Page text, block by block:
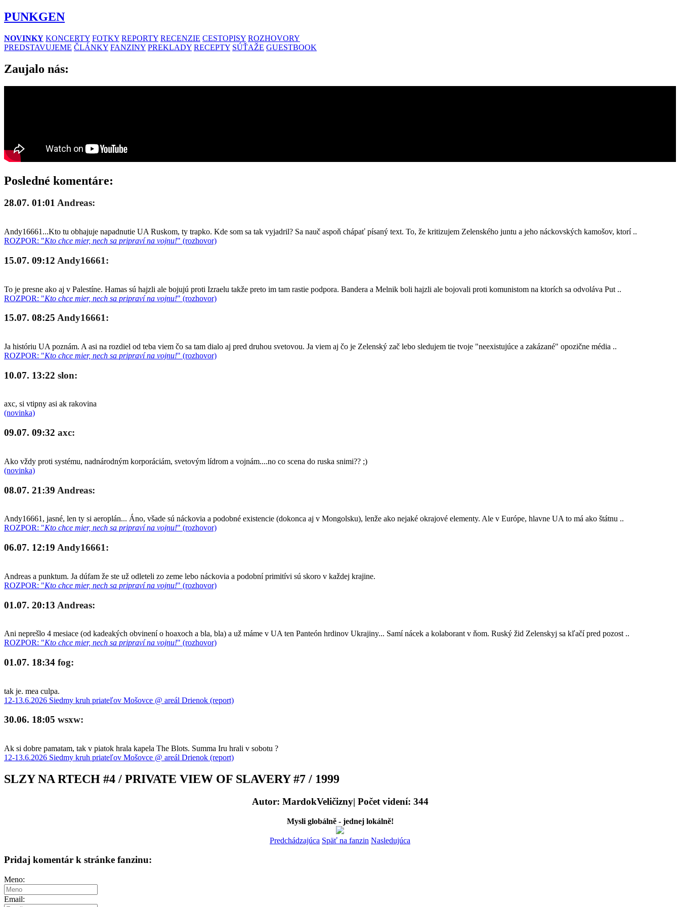
PUNKGEN
NOVINKY KONCERTY FOTKY REPORTY RECENZIE CESTOPISY ROZHOVORY
PREDSTAVUJEME ČLÁNKY FANZINY PREKLADY RECEPTY SÚŤAŽE GUESTBOOK
Zaujalo nás:
Posledné komentáre:
28.07. 01:01 Andreas:
Andy16661...Kto tu obhajuje napadnutie UA Ruskom, ty trapko. Kde som sa tak vyjadril? Sa nauč aspoň chápať písaný text. To, že kritizujem Zelenského juntu a jeho náckovských kamošov, ktorí ..
ROZPOR: "Kto chce mier, nech sa pripraví na vojnu!" (rozhovor)
15.07. 09:12 Andy16661:
To je presne ako aj v Palestíne. Hamas sú hajzli ale bojujú proti Izraelu takže preto im tam rastie podpora. Bandera a Melnik boli hajzli ale bojovali proti komunistom na ktorích sa odvoláva Put ..
ROZPOR: "Kto chce mier, nech sa pripraví na vojnu!" (rozhovor)
15.07. 08:25 Andy16661:
Ja históriu UA poznám. A asi na rozdiel od teba viem čo sa tam dialo aj pred druhou svetovou. Ja viem aj čo je Zelenský zač lebo sledujem tie tvoje "neexistujúce a zakázané" opozične média ..
ROZPOR: "Kto chce mier, nech sa pripraví na vojnu!" (rozhovor)
10.07. 13:22 slon:
axc, si vtipny asi ak rakovina
(novinka)
09.07. 09:32 axc:
Ako vždy proti systému, nadnárodným korporáciám, svetovým lídrom a vojnám....no co scena do ruska snimi?? ;)
(novinka)
08.07. 21:39 Andreas:
Andy16661, jasné, len ty si aeroplán... Áno, všade sú náckovia a podobné existencie (dokonca aj v Mongolsku), lenže ako nejaké okrajové elementy. Ale v Európe, hlavne UA to má ako štátnu ..
ROZPOR: "Kto chce mier, nech sa pripraví na vojnu!" (rozhovor)
06.07. 12:19 Andy16661:
Andreas a punktum. Ja dúfam že ste už odleteli zo zeme lebo náckovia a podobní primitívi sú skoro v každej krajine.
ROZPOR: "Kto chce mier, nech sa pripraví na vojnu!" (rozhovor)
01.07. 20:13 Andreas:
Ani neprešlo 4 mesiace (od kadeakých obvinení o hoaxoch a bla, bla) a už máme v UA ten Panteón hrdinov Ukrajiny... Samí nácek a kolaborant v ňom. Ruský žid Zelenskyj sa kľačí pred pozost ..
ROZPOR: "Kto chce mier, nech sa pripraví na vojnu!" (rozhovor)
01.07. 18:34 fog:
tak je. mea culpa.
12-13.6.2026 Siedmy kruh priateľov Mošovce @ areál Drienok (report)
30.06. 18:05 wsxw:
Ak si dobre pamatam, tak v piatok hrala kapela The Blots. Summa Iru hrali v sobotu ?
12-13.6.2026 Siedmy kruh priateľov Mošovce @ areál Drienok (report)
SLZY NA RTECH #4 / PRIVATE VIEW OF SLAVERY #7 / 1999
Autor: MardokVeličizny| Počet videní: 344
Mysli globálně - jednej lokálně!
Predchádzajúca Späť na fanzin Nasledujúca
Pridaj komentár k stránke fanzinu:
Meno:
Email: